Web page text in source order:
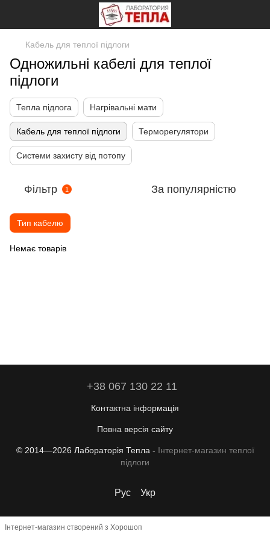
Кабель для теплої підлоги
Одножильні кабелі для теплої
підлоги
Тепла підлога Нагрівальні мати
Кабель для теплої підлоги Терморегулятори
Системи захисту від потопу
Фільтр 1 За популярністю
Тип кабелю
Немає товарів
+38 067 130 22 11
Контактна інформація
Повна версія сайту
© 2014—2026 Лабораторія Тепла - Інтернет-магазин теплої
підлоги
Рус Укр
Інтернет-магазин створений з Хорошоп